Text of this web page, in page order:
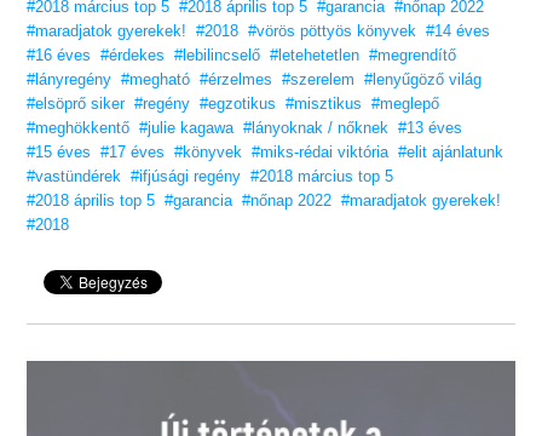
#2018 március top 5 #2018 április top 5 #garancia #nőnap 2022
#maradjatok gyerekek!
#2018 #vörös pöttyös könyvek
#14 éves
#16 éves
#érdekes #lebilincselő #letehetetlen #megrendítő
#lányregény #megható #érzelmes #szerelem
#lenyűgöző világ
#elsöprő siker #regény #egzotikus #misztikus
#meglepő
#meghökkentő #julie kagawa #lányoknak / nőknek
#13 éves
#15 éves
#17 éves #könyvek #miks-rédai viktória #elit ajánlatunk
#vastündérek
#ifjúsági regény #2018 március top 5
#2018 április top 5 #garancia #nőnap 2022 #maradjatok gyerekek!
#2018